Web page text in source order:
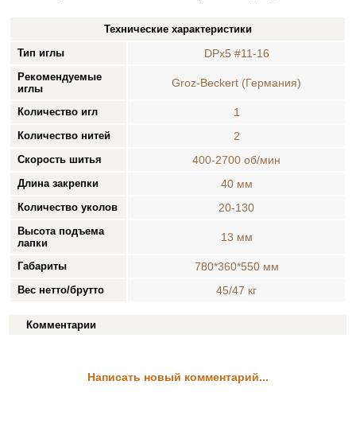
Технические характеристики
Тип иглы
DPx5 #11-16
Рекомендуемые
иглы
Groz-Beckert (Германия)
Количество игл 1
Количество нитей 2
Скорость шитья 400-2700 об/мин
Длина закрепки 40 мм
Количество уколов 20-130
Высота подъема
лапки
13 мм
Габариты 780*360*550 мм
Вес нетто/брутто 45/47 кг
Комментарии
Написать новый комментарий...